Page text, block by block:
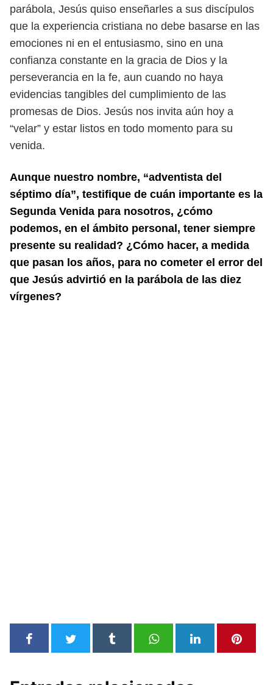
parábola, Jesús quiso enseñarles a sus discípulos
que la experiencia cristiana no debe basarse en las
emociones ni en el entusiasmo, sino en una
confianza constante en la gracia de Dios y la
perseverancia en la fe, aun cuando no haya
evidencias tangibles del cumplimiento de las
promesas de Dios. Jesús nos invita aún hoy a
“velar” y estar listos en todo momento para su
venida.
Aunque nuestro nombre, “adventista del
séptimo día”, testifique de cuán importante es la
Segunda Venida para nosotros, ¿cómo
podemos, en el ámbito personal, tener siempre
presente su realidad? ¿Cómo hacer, a medida
que pasan los años, para no cometer el error del
que Jesús advirtió en la parábola de las diez
vírgenes?